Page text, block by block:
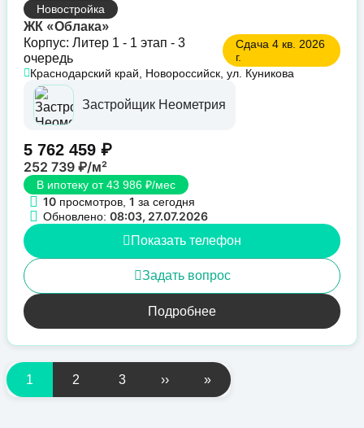
Новостройка
ЖК «Облака»
Корпус: Литер 1 - 1 этап - 3
очередь
Сдача 4 кв. 2026
г.
Краснодарский край, Новороссийск, ул. Куникова
Застройщик Неометрия
5 762 459 ₽
252 739 ₽/м²
В ипотеку от 43 986 ₽/мес
10 просмотров, 1 за сегодня
Обновлено: 08:03, 27.07.2026
Показать телефон
Задать вопрос
Подробнее
1 2 3 ›› »